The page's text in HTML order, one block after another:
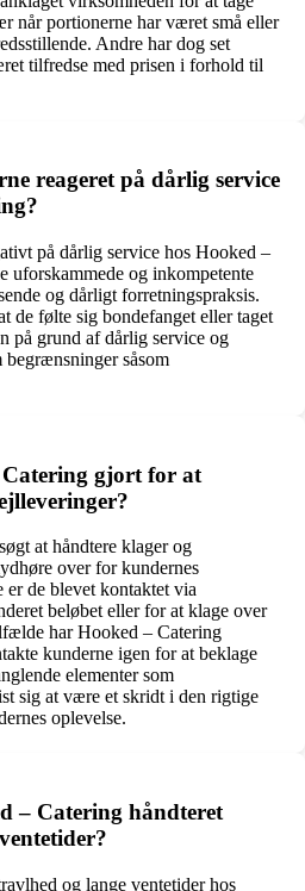
når portionerne har været små eller
Andre har dog set
tilfredse med prisen i forhold til
reageret på dårlig service
på dårlig service hos Hooked –
uforskammede og inkompetente
og dårligt forretningspraksis.
de følte sig bondefanget eller taget
på grund af dårlig service og
såsom
gjort for at
at håndtere klager og
over for kundernes
er de blevet kontaktet via
beløbet eller for at klage over
har Hooked – Catering
kunderne igen for at beklage
elementer som
sig at være et skridt i den rigtige
oplevelse.
– Catering håndteret
og lange ventetider hos